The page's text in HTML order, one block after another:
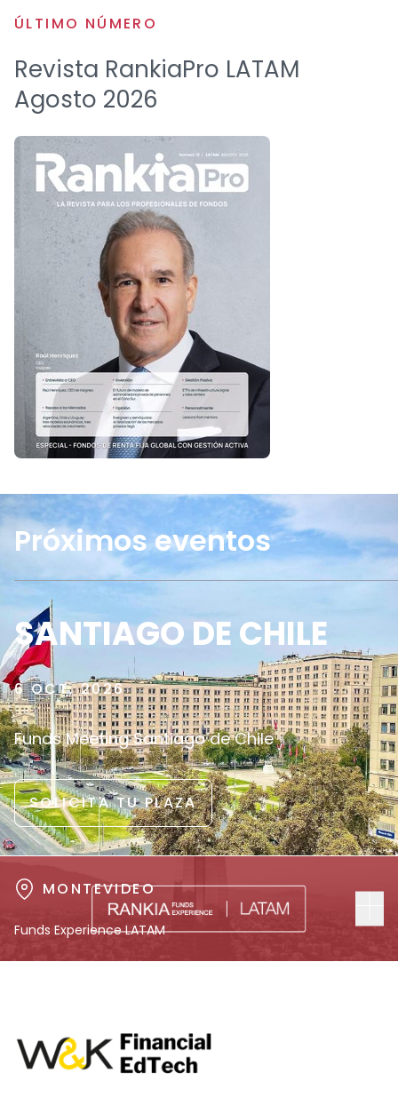
ÚLTIMO NÚMERO
Revista RankiaPro LATAM
Agosto 2026
Próximos eventos
SANTIAGO DE CHILE
6 OCT, 2026
Funds Meeting Santiago de Chile
SOLICITA TU PLAZA
MONTEVIDEO
Funds Experience LATAM